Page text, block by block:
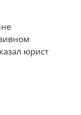
юрист